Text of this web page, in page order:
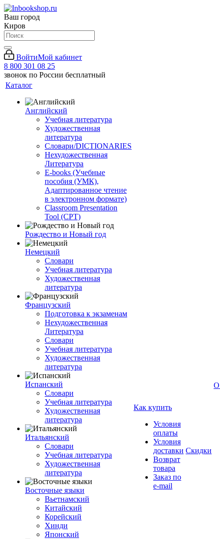
Ваш город
Киров
ВойтиМой кабинет
8 800 301 08 25
звонок по России бесплатный
Каталог
Английский
Учебная литература
Художественная
литература
Словари/DICTIONARIES
Нехудожественная
Литература
E-books (Учебные
пособия (УМК),
Адаптированное чтение
в электронном формате)
Classroom Presentation
Tool (CPT)
Рождество и Новый год
Немецкий
Словари
Учебная литература
Художественная
литература
Французский
Подготовка к экзаменам
Нехудожественная
Литература
Словари
Учебная литература
Художественная
литература
Испанский
Словари
Учебная литература
Художественная
литература
Итальянский
Словари
Учебная литература
Художественная
литература
Восточные языки
Вьетнамский
Китайский
Корейский
Хинди
Японский
Как купить
Условия
оплаты
Условия
доставки
Возврат
товара
Заказ по
e-mail
Скидки
О